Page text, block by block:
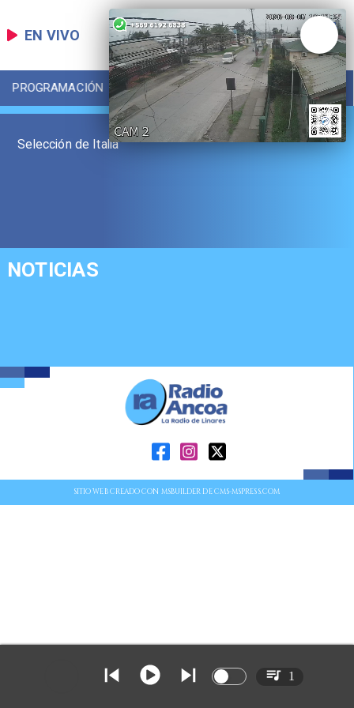
EN VIVO
PROGRAMACIÓN LOCAL DEPORTES
Selección de Italia
NOTICIAS
SITIO WEB CREADO CON MSBUILDER DE CMS-MSPRESS.COM
1